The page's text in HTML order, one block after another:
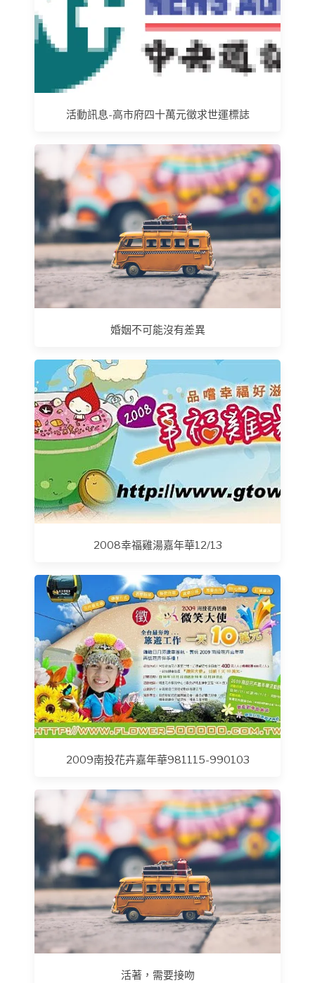
活動訊息-高市府四十萬元徵求世運標誌
婚姻不可能沒有差異
2008幸福雞湯嘉年華12/13
2009南投花卉嘉年華981115-990103
活著，需要接吻